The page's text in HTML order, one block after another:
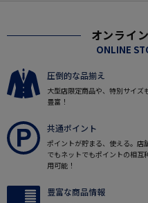
オンライ
ONLINE
圧倒的な品揃え
大型店限定商品や、特別サイズ
豊富！
共通ポイント
ポイントが貯まる、使える。店
でもネットでもポイントの相互
用可能！
豊富な商品情報